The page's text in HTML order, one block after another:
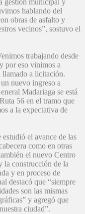
gestión municipal y
hablando del
obras de asfalto y
vecinos”, sostuvo el
trabajando desde
por eso vinimos a
llamado a licitación.
nuevo ingreso a
Madariaga se está
56 en el tramo que
a la expectativa de
el avance de las
como en otras
el nuevo Centro
la construcción de la
y en proceso de
destacó que “siempre
son las mismas
y agregó que
ciudad”.